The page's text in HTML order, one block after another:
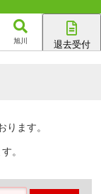
旭川 退去受付
ります。
。